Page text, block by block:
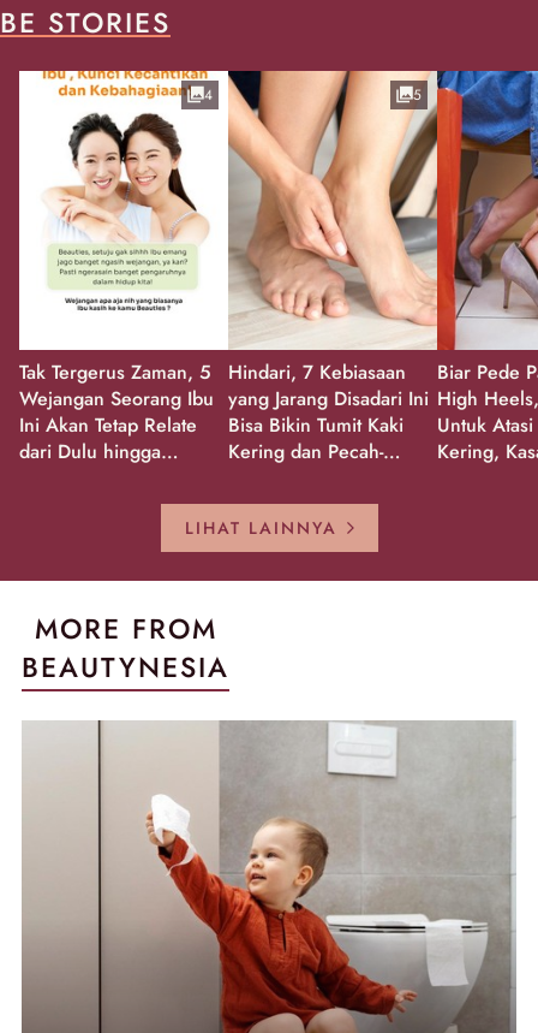
BE STORIES
Tak Tergerus Zaman, 5
Wejangan Seorang Ibu
Ini Akan Tetap Relate
dari Dulu hingga
4
Hindari, 7 Kebiasaan
yang Jarang Disadari Ini
Bisa Bikin Tumit Kaki
Kering dan Pecah-
5
Biar Pede
High
Untuk
Kering,
LIHAT LAINNYA
MORE FROM
BEAUTYNESIA